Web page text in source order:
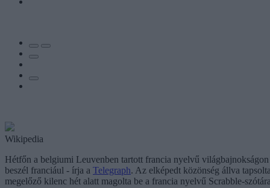
Wikipedia
Hétfőn a belgiumi Leuvenben tartott francia nyelvű
beszél franciául - írja a Telegraph. Az elképedt közönség állva
megelőző kilenc hét alatt magolta be a francia nyelvű Scrabble-